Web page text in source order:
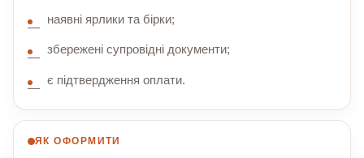
наявні ярлики та бірки;
збережені супровідні документи;
є підтвердження оплати.
ЯК ОФОРМИТИ